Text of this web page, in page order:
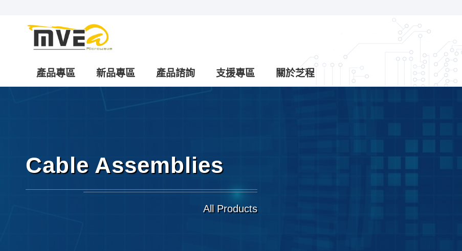
產品專區 新品專區 產品諮詢 支援專區 關於芝程
Cable Assemblies
All Products